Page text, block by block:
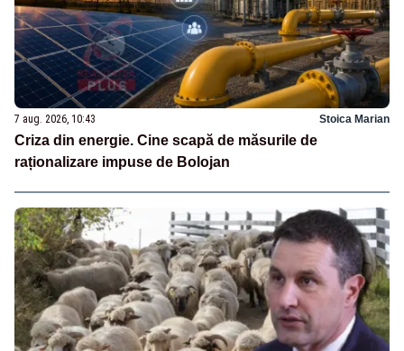
7 aug. 2026, 10:43 Stoica Marian
Criza din energie. Cine scapă de măsurile de
raționalizare impuse de Bolojan